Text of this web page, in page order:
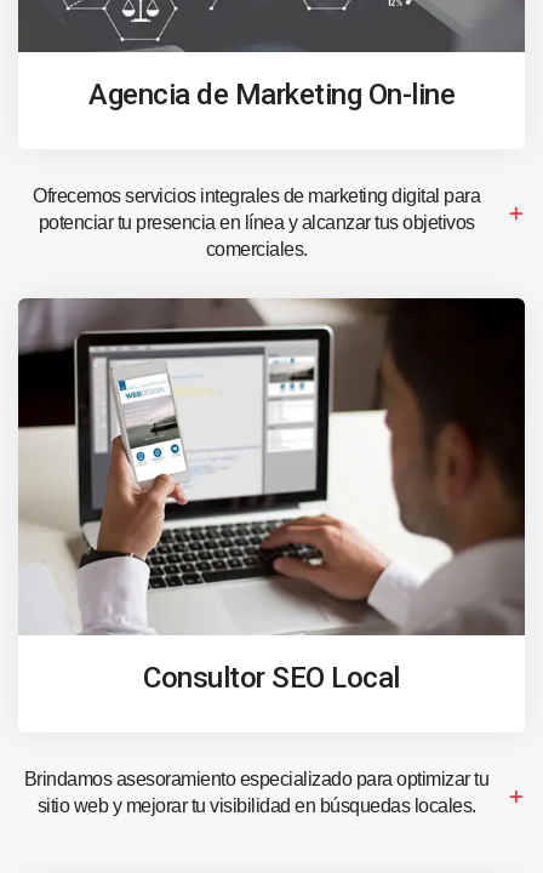
Agencia de Marketing On-line
Ofrecemos servicios integrales de marketing digital para
potenciar tu presencia en línea y alcanzar tus objetivos
comerciales.
Consultor SEO Local
Brindamos asesoramiento especializado para optimizar tu
sitio web y mejorar tu visibilidad en búsquedas locales.